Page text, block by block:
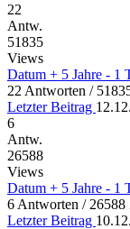
22
Antw.
51835
Views
Datum + 5 Jahre - 1
22 Antworten /
Letzter Beitrag
6
Antw.
26588
Views
Datum + 5 Jahre - 1
6 Antworten /
Letzter Beitrag